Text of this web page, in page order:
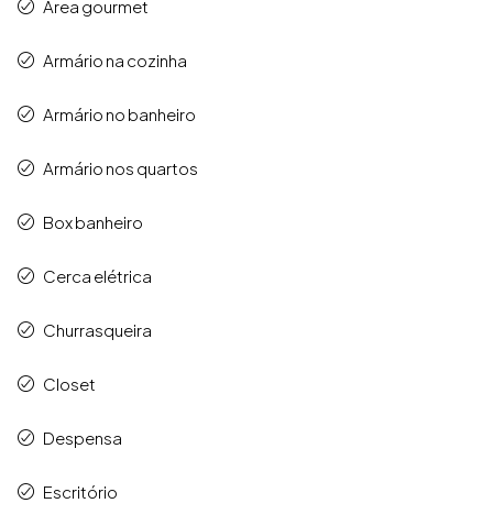
Área gourmet
Armário na cozinha
Armário no banheiro
Armário nos quartos
Box banheiro
Cerca elétrica
Churrasqueira
Closet
Despensa
Escritório